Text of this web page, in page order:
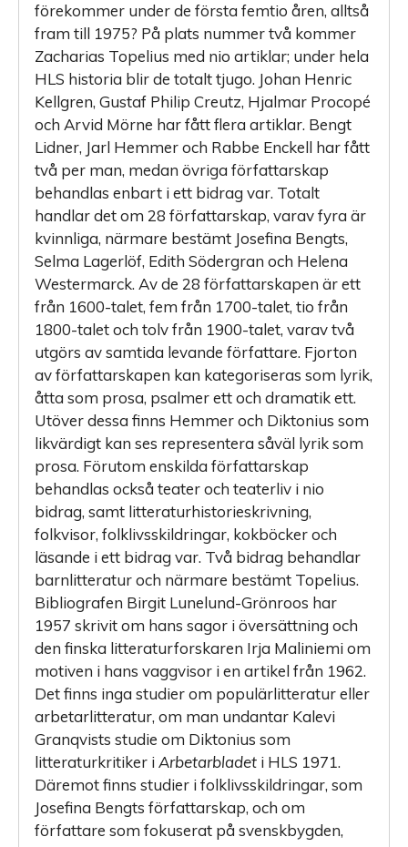
förekommer under de första femtio åren, alltså
fram till 1975? På plats nummer två kommer
Zacharias Topelius med nio artiklar; under hela
HLS historia blir de totalt tjugo. Johan Henric
Kellgren, Gustaf Philip Creutz, Hjalmar Procopé
och Arvid Mörne har fått flera artiklar. Bengt
Lidner, Jarl Hemmer och Rabbe Enckell har fått
två per man, medan övriga författarskap
behandlas enbart i ett bidrag var. Totalt
handlar det om 28 författarskap, varav fyra är
kvinnliga, närmare bestämt Josefina Bengts,
Selma Lagerlöf, Edith Södergran och Helena
Westermarck. Av de 28 författarskapen är ett
från 1600-talet, fem från 1700-talet, tio från
1800-talet och tolv från 1900-talet, varav två
utgörs av samtida levande författare. Fjorton
av författarskapen kan kategoriseras som lyrik,
åtta som prosa, psalmer ett och dramatik ett.
Utöver dessa finns Hemmer och Diktonius som
likvärdigt kan ses representera såväl lyrik som
prosa. Förutom enskilda författarskap
behandlas också teater och teaterliv i nio
bidrag, samt litteraturhistorie­skrivning,
folkvisor, folklivsskildringar, kokböcker och
läsande i ett bidrag var. Två bidrag behandlar
barnlitteratur och närmare bestämt Topelius.
Bibliografen Birgit Lunelund-Grönroos har
1957 skrivit om hans sagor i översättning och
den finska litteratur­forskaren Irja Maliniemi om
motiven i hans vaggvisor i en artikel från 1962.
Det finns inga studier om populärlitteratur eller
arbetarlitteratur, om man undantar Kalevi
Granqvists studie om Diktonius som
litteraturkritiker iArbetarbladet i HLS 1971.
Däremot finns studier i folklivsskildringar, som
Josefina Bengts författarskap, och om
författare som fokuserat på svenskbygden,